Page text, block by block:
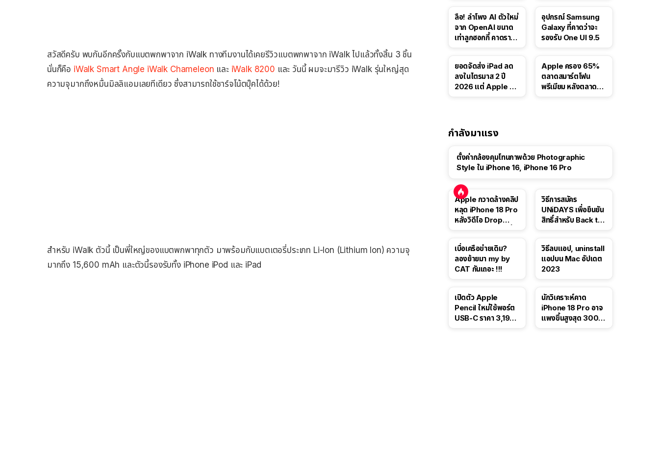
สวัสดีครับ พบกันอีกครั้งกับแบตพกพาจาก iWalk ทางทีมงานได้เคยรีวิวแบตพกพาจาก iWalk ไปแล้วทั้งสิ้น 3 ชิ้น
นั่นก็คือ iWalk Smart Angle iWalk Chameleon และ iWalk 8200 และ วันนี้ ผมจะมารีวิว iWalk รุ่นใหญ่สุด
ความจุมากถึงหมื่นมิลลิแอมเลยทีเดียว ซึ่งสามารถใช้ชาร์จโน้ตบุ๊คได้ด้วย!
สำหรับ iWalk ตัวนี้ เป็นพี่ใหญ่ของแบตพกพาทุกตัว มาพร้อมกับแบตเตอรี่ประเภท Li-Ion (Lithium Ion) ความจุ
มากถึง 15,600 mAh และตัวนี้รองรับทั้ง iPhone iPod และ iPad
ลือ! ลำโพง AI ตัวใหม่
จาก OpenAI ขนาด
เท่าลูกฮอกกี้ คาดราคา
อุปกรณ์ Samsung
Galaxy ที่คาดว่าจะ
รองรับ One UI 9.5
ยอดจัดส่ง iPad ลด
ลงในไตรมาส 2 ปี
2026 แต่ Apple ยัง
Apple ครอง 65%
ตลาดสมาร์ตโฟน
พรีเมียม หลังตลาดทำ
กำลังมาแรง
ตั้งค่ากล้องคุมโทนภาพด้วย Photographic
Style ใน iPhone 16, iPhone 16 Pro
Apple กวาดล้างคลิป
หลุด iPhone 18 Pro
หลังวิดีโอ Drop
วิธีการสมัคร
UNiDAYS เพื่อยืนยัน
สิทธิ์สำหรับ Back to
เบื่อเครือข่ายเดิม?
ลองย้ายมา my by
CAT กันเถอะ !!!
วิธีลบแอป, uninstall
แอปบน Mac อัปเดต
2023
เปิดตัว Apple
Pencil ใหม่ใช้พอร์ต
USB-C ราคา 3,190
นักวิเคราะห์คาด
iPhone 18 Pro อาจ
แพงขึ้นสูงสุด 300